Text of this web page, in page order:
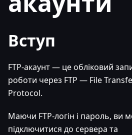
Вступ
FTP-акаунт — це обліковий
роботи через FTP — File
Protocol.
Маючи FTP-логін і пароль, ви
підключитися до сервера та